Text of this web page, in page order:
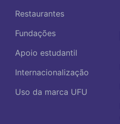
Restaurantes
Fundações
Apoio estudantil
Internacionalização
Uso da marca UFU